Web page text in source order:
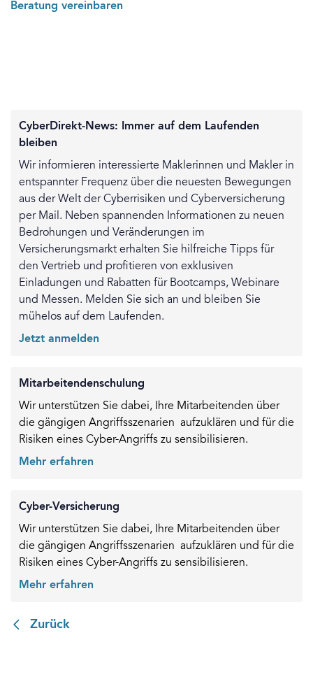
Beratung vereinbaren
CyberDirekt-News: Immer auf dem Laufenden
bleiben
Wir informieren interessierte Maklerinnen und Makler in
entspannter Frequenz über die neuesten Bewegungen
aus der Welt der Cyberrisiken und Cyberversicherung
per Mail. Neben spannenden Informationen zu neuen
Bedrohungen und Veränderungen im
Versicherungsmarkt erhalten Sie hilfreiche Tipps für
den Vertrieb und profitieren von exklusiven
Einladungen und Rabatten für Bootcamps, Webinare
und Messen. Melden Sie sich an und bleiben Sie
mühelos auf dem Laufenden.
Jetzt anmelden
Mitarbeitendenschulung
Wir unterstützen Sie dabei, Ihre Mitarbeitenden über
die gängigen Angriffsszenarien aufzuklären und für die
Risiken eines Cyber-Angriffs zu sensibilisieren.
Mehr erfahren
Cyber-Versicherung
Wir unterstützen Sie dabei, Ihre Mitarbeitenden über
die gängigen Angriffsszenarien aufzuklären und für die
Risiken eines Cyber-Angriffs zu sensibilisieren.
Mehr erfahren
Zurück